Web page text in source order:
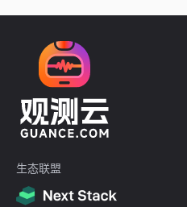
生态联盟